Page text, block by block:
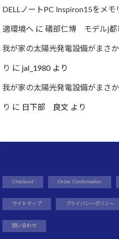
DELLノートPC Inspiron15をメ
適環境へ に 礒部仁博 モデルj都
我が家の太陽光発電設備がまさ
り に jal_1980 より
我が家の太陽光発電設備がまさ
り に 日下部 良文 より
Checkout Order Confirmation
サイトマップ プライバシーポリシー
問い合わせ